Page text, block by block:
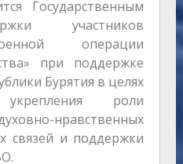
Государственным
участников
операции
при поддержке
Бурятия в целях
роли
нравственных
связей и поддержки